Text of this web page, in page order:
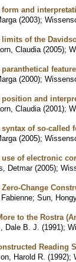
form and
(2003);
limits of the
Claudia (2005);
paranthetical
(2000);
position and
Claudia (2001);
syntax of so-called
(2005);
use of electronic
Detmar (2005);
Zero-Change
; Sun,
to the Rostra
Dale B. J. (1991);
Reading
Harold R. (1992);